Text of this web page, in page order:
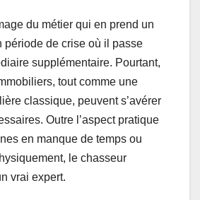
du métier qui en prend un
période de crise où il passe
supplémentaire. Pourtant,
tout comme une
classique, peuvent s’avérer
Outre l’aspect pratique
en manque de temps ou
le chasseur
vrai expert.